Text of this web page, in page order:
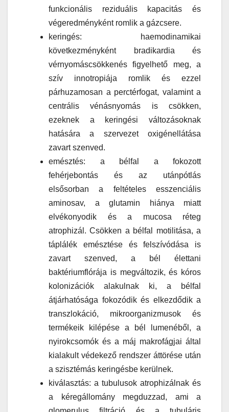
funkcionális reziduális kapacitás és
végeredményként romlik a gázcsere.
keringés: haemodinamikai
következményként bradikardia és
vérnyomáscsökkenés figyelhető meg, a
szív innotropiája romlik és ezzel
párhuzamosan a perctérfogat, valamint a
centrális vénásnyomás is csökken,
ezeknek a keringési változásoknak
hatására a szervezet oxigénellátása
zavart szenved.
emésztés: a bélfal a fokozott
fehérjebontás és az utánpótlás
elsősorban a feltételes esszenciális
aminosav, a glutamin hiánya miatt
elvékonyodik és a mucosa réteg
atrophizál. Csökken a bélfal motilitása, a
táplálék emésztése és felszívódása is
zavart szenved, a bél élettani
baktériumflórája is megváltozik, és kóros
kolonizációk alakulnak ki, a bélfal
átjárhatósága fokozódik és elkezdődik a
transzlokáció, mikroorganizmusok és
termékeik kilépése a bél lumenéből, a
nyirokcsomók és a máj makrofágjai által
kialakult védekező rendszer áttörése után
a szisztémás keringésbe kerülnek.
kiválasztás: a tubulusok atrophizálnak és
a kéregállomány megduzzad, ami a